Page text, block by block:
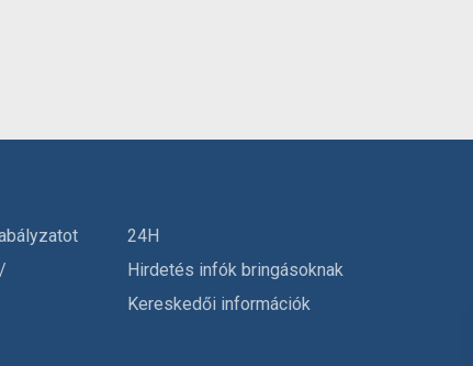
24H
Hirdetés infók bringásoknak
Kereskedői információk